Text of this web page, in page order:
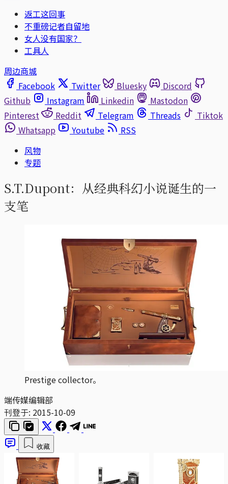
返工这回事
不重磅记者自留地
女人没有国家？
工具人
周边商城
Facebook
Twitter Bluesky
Discord
Github
Instagram Linkedin
Mastodon
Pinterest
Reddit Telegram Threads
Tiktok
Whatsapp
Youtube
RSS
风物
专题
S.T.Dupont：从经典科幻小说诞生的一
支笔
Prestige collector。
端传媒编辑部
刊登于: 2015-10-09
收藏